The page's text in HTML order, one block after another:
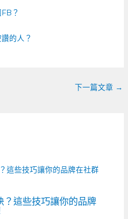
l
？
的人？
下一篇文章 →
這些技巧讓你的品牌